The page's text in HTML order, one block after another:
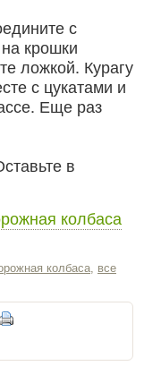
с
крошки
ложкой. Курагу
с цукатами и
Еще раз
в
колбаса
колбаса все